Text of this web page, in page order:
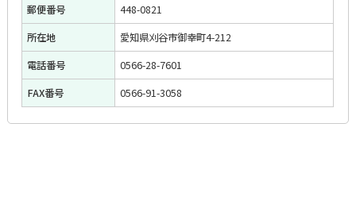
郵便番号
448-0821
所在地
愛知県刈谷市御幸町4-212
電話番号
0566-28-7601
FAX番号
0566-91-3058